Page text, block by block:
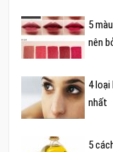
5
nên
4
nhất
5